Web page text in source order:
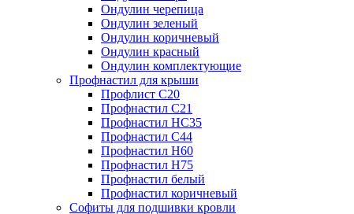
Ондулин черепица
Ондулин зеленый
Ондулин коричневый
Ондулин красный
Ондулин комплектующие
Профнастил для крыши
Профлист С20
Профнастил С21
Профнастил НС35
Профнастил С44
Профнастил Н60
Профнастил Н75
Профнастил белый
Профнастил коричневый
Софиты для подшивки кровли